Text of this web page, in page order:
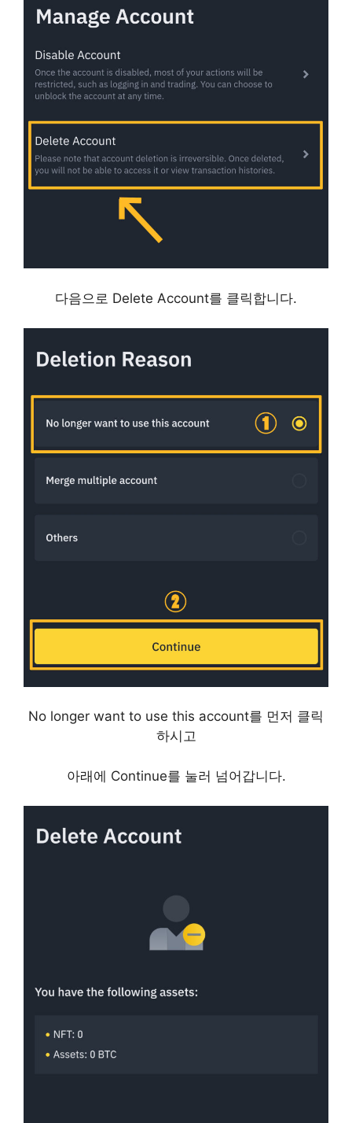
다음으로 Delete Account를 클릭합니다.
No longer want to use this account를 먼저 클릭
하시고
아래에 Continue를 눌러 넘어갑니다.